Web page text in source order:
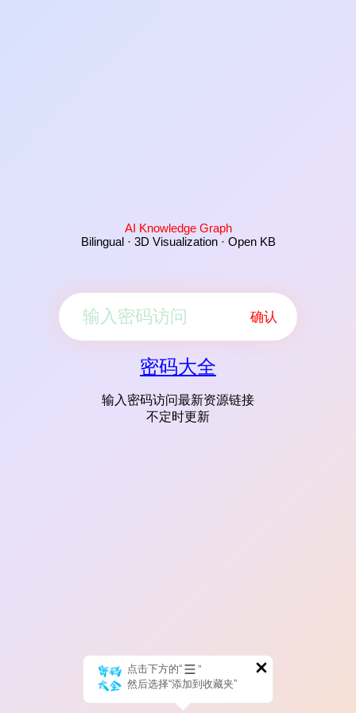
AI Knowledge Graph
Bilingual · 3D Visualization · Open KB
确认
密码大全
输入密码访问最新资源链接
不定时更新
点击下方的“
”
然后选择“添加到收藏夹”